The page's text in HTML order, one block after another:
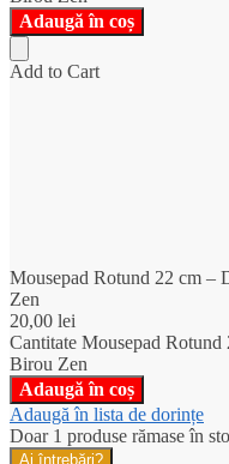
Adaugă în coș
Add to Cart
Mousepad Rotund 22 cm –
Zen
20,00 lei
Cantitate Mousepad
Birou Zen
Adaugă în coș
Adaugă în lista de dorințe
Doar 1 produse rămase în
Ai întrebări?